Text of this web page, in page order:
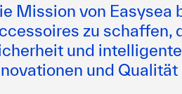
Mission von Easysea
zu schaffen,
und
und Qualität